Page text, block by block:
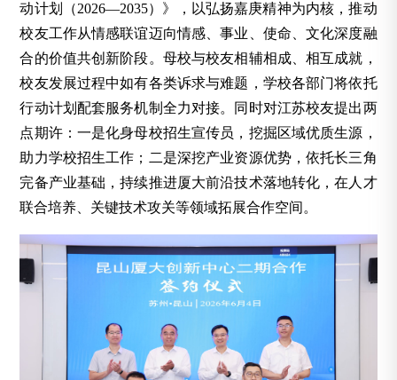
动计划（2026—2035）》，以弘扬嘉庚精神为内核，推动
校友工作从情感联谊迈向情感、事业、使命、文化深度融
合的价值共创新阶段。母校与校友相辅相成、相互成就，
校友发展过程中如有各类诉求与难题，学校各部门将依托
行动计划配套服务机制全力对接。同时对江苏校友提出两
点期许：一是化身母校招生宣传员，挖掘区域优质生源，
助力学校招生工作；二是深挖产业资源优势，依托长三角
完备产业基础，持续推进厦大前沿技术落地转化，在人才
联合培养、关键技术攻关等领域拓展合作空间。